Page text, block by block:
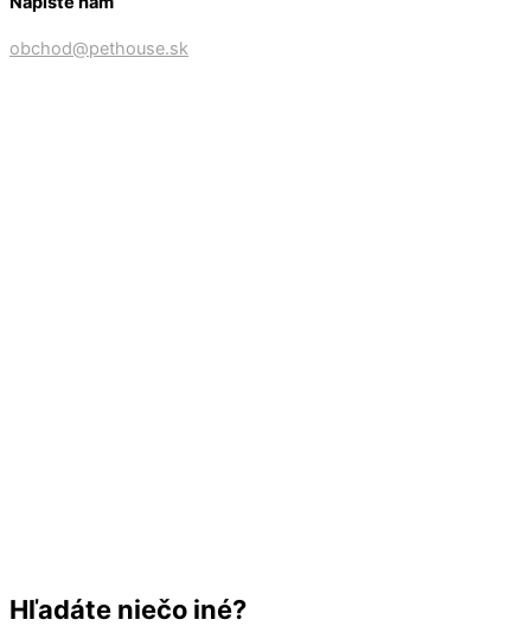
obchod@pethouse.sk
Hľadáte niečo iné?